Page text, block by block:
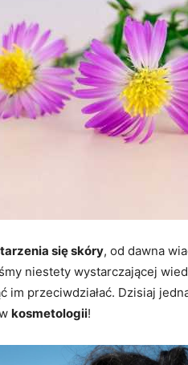
się skóry, od dawna
niestety wystarczającej
im przeciwdziałać. Dzisiaj
kosmetologii!